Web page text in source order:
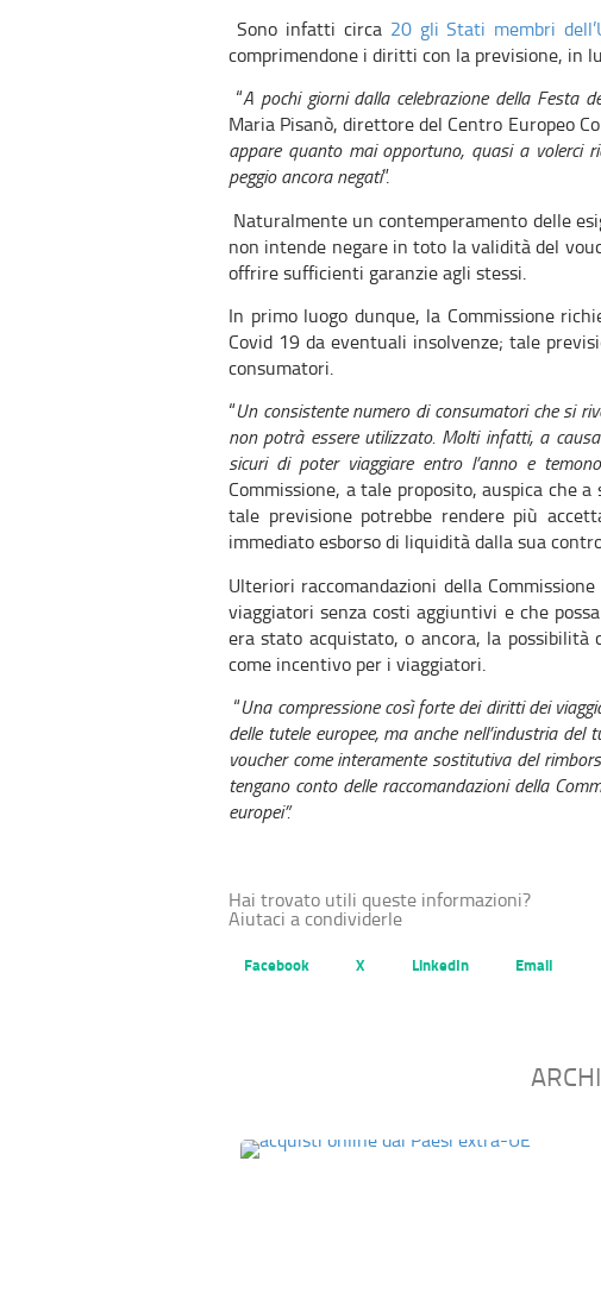
Sono infatti circa 20 gli Stati membri
comprimendone i diritti con la previsione, in
“A pochi giorni dalla celebrazione della Festa
Maria Pisanò, direttore del Centro Europeo
appare quanto mai opportuno, quasi a volerci
peggio ancora negati”.
Naturalmente un contemperamento delle
non intende negare in toto la validità del
offrire sufficienti garanzie agli stessi.
In primo luogo dunque, la Commissione
Covid 19 da eventuali insolvenze; tale
consumatori.
“Un consistente numero di consumatori che si
non potrà essere utilizzato. Molti infatti, a
sicuri di poter viaggiare entro l’anno e
Commissione, a tale proposito, auspica che
tale previsione potrebbe rendere più
immediato esborso di liquidità dalla sua
Ulteriori raccomandazioni della
viaggiatori senza costi aggiuntivi e che
era stato acquistato, o ancora, la possibilità
come incentivo per i viaggiatori.
“Una compressione così forte dei diritti dei
delle tutele europee, ma anche nell’industria del
voucher come interamente sostitutiva del
tengano conto delle raccomandazioni della
europei”.
Hai trovato utili queste informazioni?
Aiutaci a condividerle
Facebook X LinkedIn Email